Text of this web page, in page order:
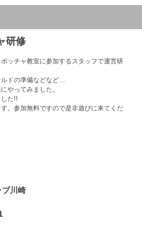
研修
ッチャ教室に参加するスタッフで運営研
ドの準備などなど…
やってみました。
た!!
。参加無料ですので是非遊びに来てくだ
ブ川崎